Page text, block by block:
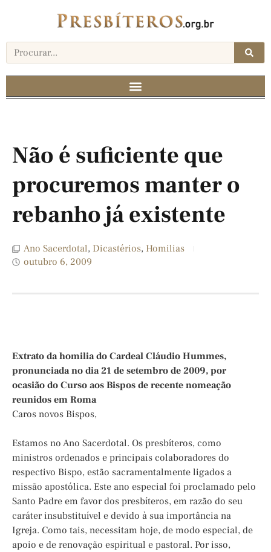
Não é suficiente que
procuremos manter o
rebanho já existente
Ano Sacerdotal, Dicastérios, Homilias
outubro 6, 2009
Extrato da homilia do Cardeal Cláudio Hummes,
pronunciada no dia 21 de setembro de 2009, por
ocasião do Curso aos Bispos de recente nomeação
reunidos em Roma
Caros novos Bispos,
Estamos no Ano Sacerdotal. Os presbíteros, como
ministros ordenados e principais colaboradores do
respectivo Bispo, estão sacramentalmente ligados a
missão apostólica. Este ano especial foi proclamado pelo
Santo Padre em favor dos presbíteros, em razão do seu
caráter insubstituível e devido à sua importância na
Igreja. Como tais, necessitam hoje, de modo especial, de
apoio e de renovação espiritual e pastoral. Por isso,